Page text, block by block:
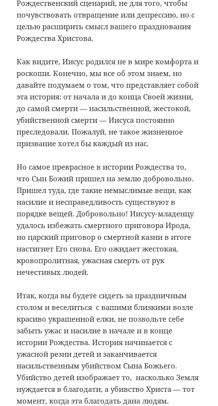
Рождественский сценарий, не для того, чтобы
почувствовать отвращение или депрессию, но с
целью расширить смысл вашего празднования
Рождества Христова.
Как видите, Иисус родился не в мире комфорта и
роскоши. Конечно, мы все об этом знаем, но
давайте подумаем о том, что представляет собой
эта история: от начала и до конца Своей жизни,
до самой смерти — насильственной, жестокой,
убийственной смерти — Иисуса постоянно
преследовали. Пожалуй, не такое жизненное
призвание хотел бы каждый из нас.
Но самое прекрасное в истории Рождества то,
что Сын Божий пришел на землю добровольно.
Пришел туда, где такие немыслимые вещи, как
насилие и несправедливость существуют в
порядке вещей. Добровольно! Иисусу-младенцу
удалось избежать смертного приговора Ирода,
но царский приговор о смертной казни в итоге
настигнет Его снова. Его ожидает жестокая,
кровопролитная, ужасная смерть от рук
нечестивых людей.
Итак, когда вы будете сидеть за праздничным
столом и веселиться с вашими близкими возле
красиво украшенной елки, не позвольте себе
забыть ужас и насилие в начале и в конце
истории Рождества. История начинается с
ужасной резни детей и заканчивается
насильственным убийством Сына Божьего.
Убийство детей изображает то, насколько Земля
нуждается в благодати, а убивство Христа — тот
момент, когда эта благодать дана людям.